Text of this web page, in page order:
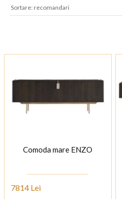
Comoda mare ENZO
7814 Lei